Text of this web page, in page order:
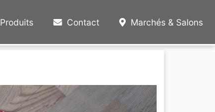
Produits Contact Marchés & Salons